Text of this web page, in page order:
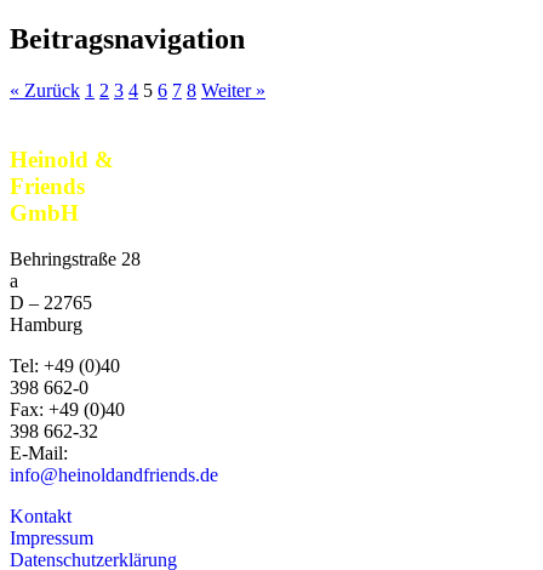
Beitragsnavigation
« Zurück 1 2 3 4 5 6 7 8 Weiter »
Heinold &
Friends
GmbH
Behringstraße 28
a
D – 22765
Hamburg
Tel: +49 (0)40
398 662-0
Fax: +49 (0)40
398 662-32
E-Mail:
info@heinoldandfriends.de
Kontakt
Impressum
Datenschutzerklärung